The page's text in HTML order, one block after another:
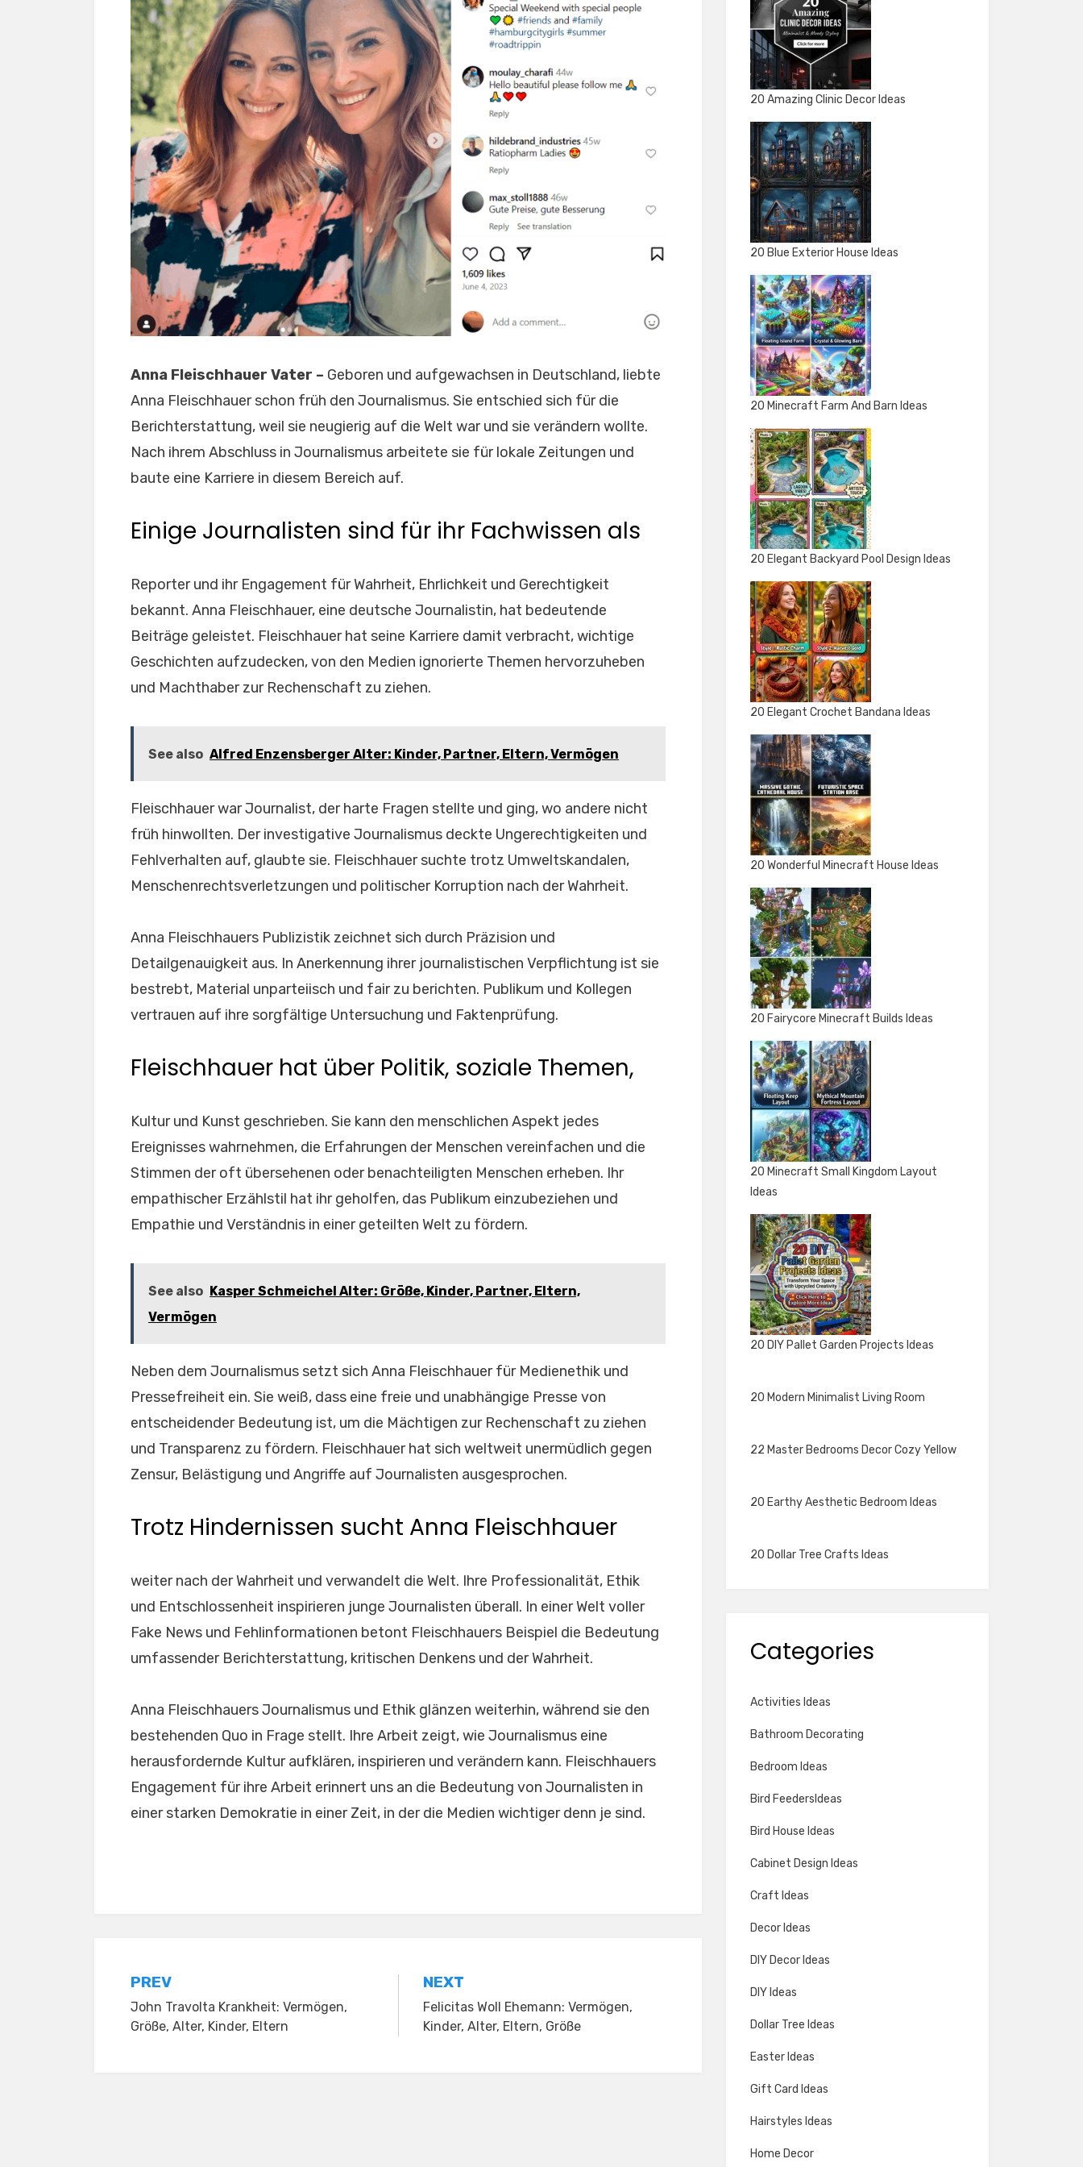
Anna Fleischhauer Vater – Geboren und aufgewachsen in Deutschland, liebte
Anna Fleischhauer schon früh den Journalismus. Sie entschied sich für die
Berichterstattung, weil sie neugierig auf die Welt war und sie verändern wollte.
Nach ihrem Abschluss in Journalismus arbeitete sie für lokale Zeitungen und
baute eine Karriere in diesem Bereich auf.
Einige Journalisten sind für ihr Fachwissen als
Reporter und ihr Engagement für Wahrheit, Ehrlichkeit und Gerechtigkeit
bekannt. Anna Fleischhauer, eine deutsche Journalistin, hat bedeutende
Beiträge geleistet. Fleischhauer hat seine Karriere damit verbracht, wichtige
Geschichten aufzudecken, von den Medien ignorierte Themen hervorzuheben
und Machthaber zur Rechenschaft zu ziehen.
See also Alfred Enzensberger Alter: Kinder, Partner, Eltern, Vermögen
Fleischhauer war Journalist, der harte Fragen stellte und ging, wo andere nicht
früh hinwollten. Der investigative Journalismus deckte Ungerechtigkeiten und
Fehlverhalten auf, glaubte sie. Fleischhauer suchte trotz Umweltskandalen,
Menschenrechtsverletzungen und politischer Korruption nach der Wahrheit.
Anna Fleischhauers Publizistik zeichnet sich durch Präzision und
Detailgenauigkeit aus. In Anerkennung ihrer journalistischen Verpflichtung ist sie
bestrebt, Material unparteiisch und fair zu berichten. Publikum und Kollegen
vertrauen auf ihre sorgfältige Untersuchung und Faktenprüfung.
Fleischhauer hat über Politik, soziale Themen,
Kultur und Kunst geschrieben. Sie kann den menschlichen Aspekt jedes
Ereignisses wahrnehmen, die Erfahrungen der Menschen vereinfachen und die
Stimmen der oft übersehenen oder benachteiligten Menschen erheben. Ihr
empathischer Erzählstil hat ihr geholfen, das Publikum einzubeziehen und
Empathie und Verständnis in einer geteilten Welt zu fördern.
See also Kasper Schmeichel Alter: Größe, Kinder, Partner, Eltern,
Vermögen
Neben dem Journalismus setzt sich Anna Fleischhauer für Medienethik und
Pressefreiheit ein. Sie weiß, dass eine freie und unabhängige Presse von
entscheidender Bedeutung ist, um die Mächtigen zur Rechenschaft zu ziehen
und Transparenz zu fördern. Fleischhauer hat sich weltweit unermüdlich gegen
Zensur, Belästigung und Angriffe auf Journalisten ausgesprochen.
Trotz Hindernissen sucht Anna Fleischhauer
weiter nach der Wahrheit und verwandelt die Welt. Ihre Professionalität, Ethik
und Entschlossenheit inspirieren junge Journalisten überall. In einer Welt voller
Fake News und Fehlinformationen betont Fleischhauers Beispiel die Bedeutung
umfassender Berichterstattung, kritischen Denkens und der Wahrheit.
Anna Fleischhauers Journalismus und Ethik glänzen weiterhin, während sie den
bestehenden Quo in Frage stellt. Ihre Arbeit zeigt, wie Journalismus eine
herausfordernde Kultur aufklären, inspirieren und verändern kann. Fleischhauers
Engagement für ihre Arbeit erinnert uns an die Bedeutung von Journalisten in
einer starken Demokratie in einer Zeit, in der die Medien wichtiger denn je sind.
Post
navigation
PREV
John Travolta Krankheit: Vermögen,
Größe, Alter, Kinder, Eltern
NEXT
Felicitas Woll Ehemann: Vermögen,
Kinder, Alter, Eltern, Größe
20 Amazing Clinic Decor Ideas
20 Blue Exterior House Ideas
20 Minecraft Farm And Barn Ideas
20 Elegant Backyard Pool Design Ideas
20 Elegant Crochet Bandana Ideas
20 Wonderful Minecraft House Ideas
20 Fairycore Minecraft Builds Ideas
20 Minecraft Small Kingdom Layout
Ideas
20 DIY Pallet Garden Projects Ideas
20 Modern Minimalist Living Room
22 Master Bedrooms Decor Cozy Yellow
20 Earthy Aesthetic Bedroom Ideas
20 Dollar Tree Crafts Ideas
Categories
Activities Ideas
Bathroom Decorating
Bedroom Ideas
Bird FeedersIdeas
Bird House Ideas
Cabinet Design Ideas
Craft Ideas
Decor Ideas
DIY Decor Ideas
DIY Ideas
Dollar Tree Ideas
Easter Ideas
Gift Card Ideas
Hairstyles Ideas
Home Decor